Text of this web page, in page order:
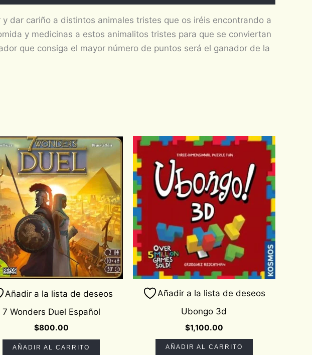
dar cariño a distintos animales tristes que os iréis encontrando a
y medicinas a estos animalitos tristes para que se conviertan
que consiga el mayor número de puntos será el ganador de la
Añadir a la lista de deseos
7 Wonders Duel Español
$800.00
AÑADIR AL CARRITO
Añadir a la lista de deseos
Ubongo 3d
$1,100.00
AÑADIR AL CARRITO